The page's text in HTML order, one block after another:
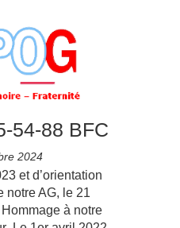
54-88 BFC
2024
et d’orientation
notre AG, le 21
à notre